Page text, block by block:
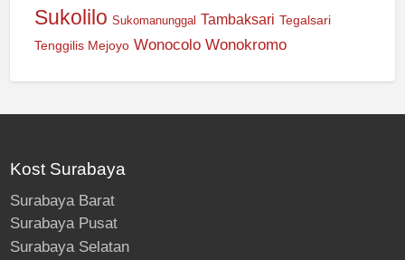
Sukolilo Sukomanunggal Tambaksari Tegalsari
Tenggilis Mejoyo Wonocolo Wonokromo
Kost Surabaya
Surabaya Barat
Surabaya Pusat
Surabaya Selatan